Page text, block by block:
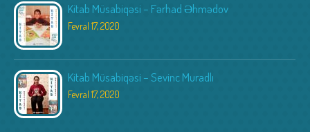
Kitab Müsabiqəsi – Fərhad Əhmədov
Fevral 17, 2020
Kitab Müsabiqəsi – Sevinc Muradlı
Fevral 17, 2020